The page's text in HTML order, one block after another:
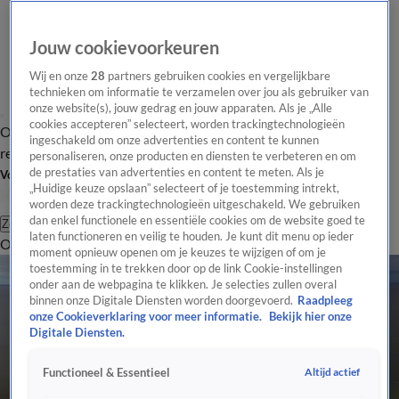
Overzicht Laatste nieuws Regionieuws Het beste van Hart
Tip de
redactie
Volg Hart van Nederland
Zoeken
OverzichtRegioUitzendingenWeerTip de redactiePanelVideo's
Jouw cookievoorkeuren
Wij en onze28 partners gebruiken cookies en vergelijkbare
technieken om informatie te verzamelen over jou als gebruiker van
onze website(s), jouw gedrag en jouw apparaten. Als je „Alle
cookies accepteren” selecteert, worden trackingtechnologieën
ingeschakeld om onze advertenties en content te kunnen
personaliseren, onze producten en diensten te verbeteren en om
de prestaties van advertenties en content te meten. Als je
„Huidige keuze opslaan” selecteert of je toestemming intrekt,
worden deze trackingtechnologieën uitgeschakeld. We gebruiken
dan enkel functionele en essentiële cookies om de website goed te
laten functioneren en veilig te houden. Je kunt dit menu op ieder
moment opnieuw openen om je keuzes te wijzigen of om je
toestemming in te trekken door op de link Cookie-instellingen
onder aan de webpagina te klikken. Je selecties zullen overal
binnen onze Digitale Diensten worden doorgevoerd. Raadpleeg
onze Cookieverklaring voor meer informatie.
Bekijk hier onze
Digitale Diensten.
Functioneel & Essentieel Altijd actief